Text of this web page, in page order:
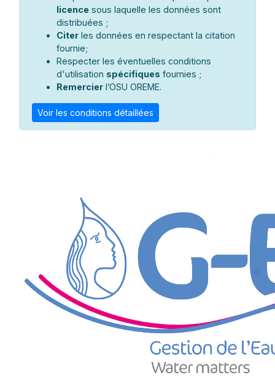
licence sous laquelle les données sont
distribuées ;
Citer les données en respectant la citation
fournie;
Respecter les éventuelles conditions
d'utilisation spécifiques fournies ;
Remercier l’OSU OREME.
Voir les conditions détaillées